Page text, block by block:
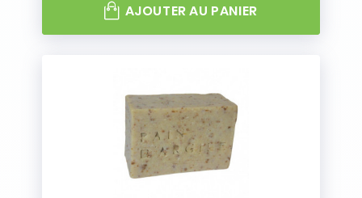
beauté et de bien-être.
AJOUTER AU PANIER